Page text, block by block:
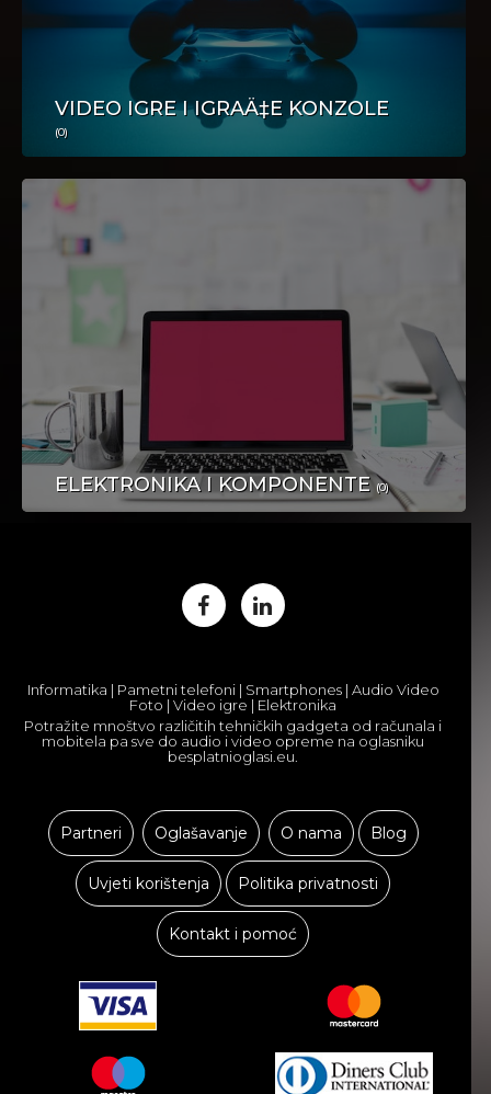
PLOVILA
OBUĆA I ODJEĆA
VIDEO IGRE I IGRAÄ‡E KONZOLE
(0)
ELEKTRONIKA I KOMPONENTE (0)
Informatika | Pametni telefoni | Smartphones | Audio Video
Foto | Video igre | Elektronika
Potražite mnoštvo različitih tehničkih gadgeta od računala i
mobitela pa sve do audio i video opreme na oglasniku
besplatnioglasi.eu.
Partneri Oglašavanje O nama Blog
Uvjeti korištenja Politika privatnosti
Kontakt i pomoć